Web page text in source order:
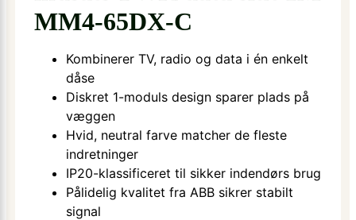
MM4-65DX-C
Kombinerer TV, radio og data i én enkelt
dåse
Diskret 1-moduls design sparer plads på
væggen
Hvid, neutral farve matcher de fleste
indretninger
IP20-klassificeret til sikker indendørs brug
Pålidelig kvalitet fra ABB sikrer stabilt
signal